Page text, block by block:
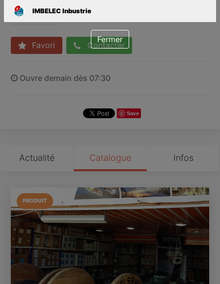
Dar El Beida
Favori Contacter
Ouvre demain dès 07:30
Save
Actualité Catalogue Infos
PRODUIT
IMBELEC Inbustrie
Fermer